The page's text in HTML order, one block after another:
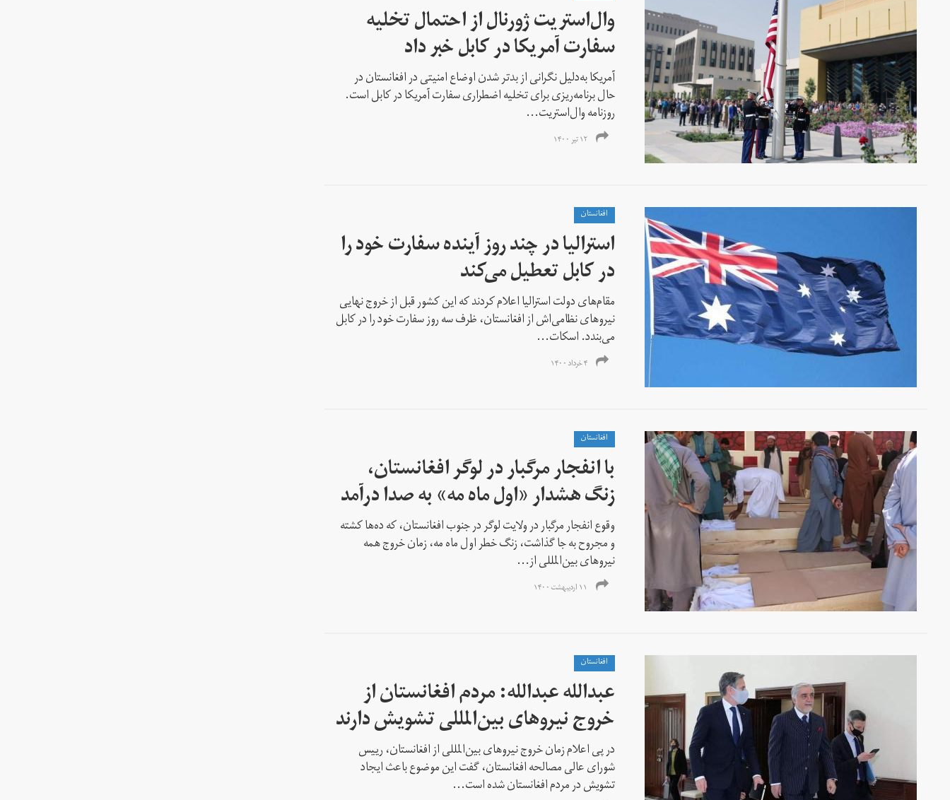
وال‌استریت ژورنال از احتمال تخلیه
سفارت آمریکا در کابل خبر داد
آمریكا به‌دلیل نگرانی از بدتر شدن اوضاع امنیتی در افغانستان در
حال برنامه‌ریزی‌ برای تخلیه اضطراری سفارت آمریکا در کابل است.
روزنامه‌ وال‌استریت...
۱۲ تیر ۱۴۰۰
افغانستان
استرالیا در چند روز آینده سفارت خود را
در کابل تعطیل می‌کند
مقام‌های دولت استرالیا اعلام کردند که این کشور قبل از خروج نهایی
نیروهای نظامی‌اش از افغانستان، ظرف سه روز سفارت خود را در کابل
می‌بندد. اسکات...
۴ خرداد ۱۴۰۰
افغانستان
با انفجار مرگبار در لوگر افغانستان،
زنگ هشدار «اول ماه مه» به صدا درآمد
وقوع انفجار مرگبار در ولایت لوگر در جنوب افغانستان، که ده‌ها کشته
و مجروح به جا گذاشت، زنگ خطر اول ماه مه، زمان خروج همه
نیروهای بین‌المللی‌ از...
۱۱ اردیبهشت ۱۴۰۰
افغانستان
عبدالله عبدالله: مردم افغانستان از
خروج نیروهای بین‌المللی‌ تشویش دارند
در پی اعلام زمان خروج نیروهای بین‌المللی‌ از افغانستان، رییس
شورای عالی مصالحه‌ افغانستان، گفت این موضوع باعث ایجاد
تشویش در مردم افغانستان شده است...